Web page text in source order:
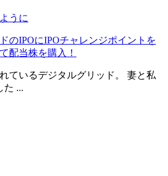
のIPOにIPOチャレンジポイントを
配当株を購入！
ているデジタルグリッド。 妻と私
た ...